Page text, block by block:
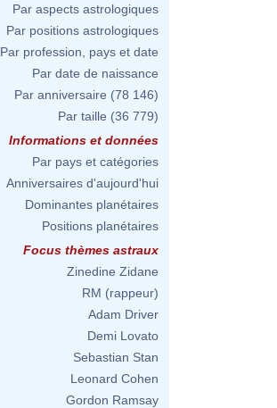
Par aspects astrologiques
Par positions astrologiques
Par profession, pays et date
Par date de naissance
Par anniversaire (78 146)
Par taille (36 779)
Informations et données
Par pays et catégories
Anniversaires d'aujourd'hui
Dominantes planétaires
Positions planétaires
Focus thèmes astraux
Zinedine Zidane
RM (rappeur)
Adam Driver
Demi Lovato
Sebastian Stan
Leonard Cohen
Gordon Ramsay